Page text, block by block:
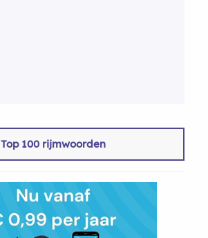
Top 100 rijmwoorden